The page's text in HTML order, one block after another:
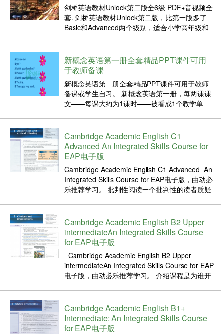
剑桥英语教材Unlock第二版全6级 PDF+音视频全
套. 剑桥英语教材Unlock第二版，比第一版多了
Basic和Advanced两个级别，适合小学高年级和
critical thinking ...
新概念英语第一册全套精品PPT课件可用
于教师备课
新概念英语第一册全套精品PPT课件可用于教师
备课或学生自习。 新概念英语第一册，每两课课
文——每课大约为1课时——被看成1个教学单
描述性文字，其中每课书介绍的新的语言内容被
融进了上下文之中。课文...
Cambridge Academic English C1
Advanced An Integrated Skills Course for
EAP电子版
Cambridge Academic English C1 Advanced An
Integrated Skills Course for EAP电子版，由动必
乐推荐学习。 批判性阅读一个批判性的读者质疑
Cambridge Academic English B2 Upper
intermediateAn Integrated Skills Course
for EAP电子版
Cambridge Academic English B2 Upper
intermediateAn Integrated Skills Course for EAP
电子版，由动必乐推荐学习。 介绍课程是为谁开
Cambridge Academic English B1+
Intermediate: An Integrated Skills Course
for EAP电子版